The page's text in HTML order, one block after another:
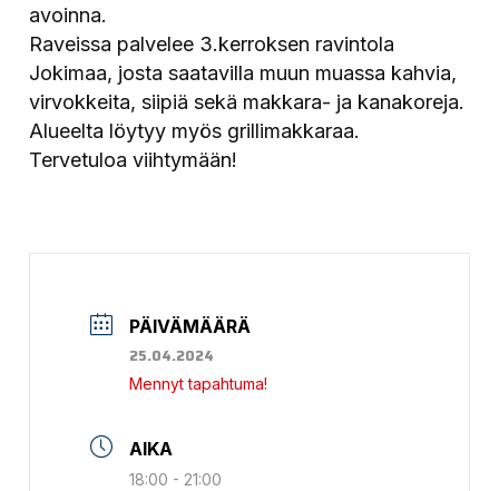
avoinna.
Raveissa palvelee 3.kerroksen ravintola
Jokimaa, josta saatavilla muun muassa kahvia,
virvokkeita, siipiä sekä makkara- ja kanakoreja.
Alueelta löytyy myös grillimakkaraa.
Tervetuloa viihtymään!
PÄIVÄMÄÄRÄ
25.04.2024
Mennyt tapahtuma!
AIKA
18:00 - 21:00